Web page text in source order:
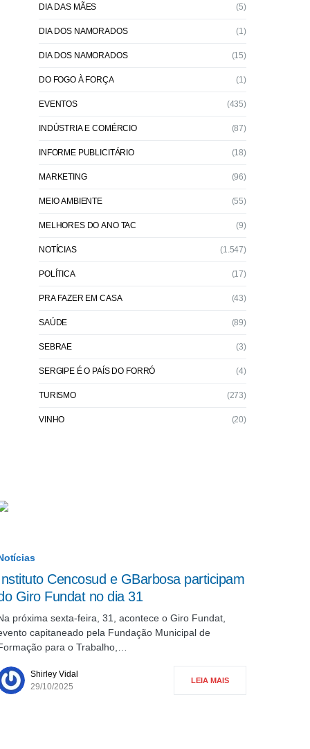
DIA DAS MÃES (5)
DIA DOS NAMORADOS (1)
DIA DOS NAMORADOS (15)
DO FOGO À FORÇA (1)
EVENTOS (435)
INDÚSTRIA E COMÉRCIO (87)
INFORME PUBLICITÁRIO (18)
MARKETING (96)
MEIO AMBIENTE (55)
MELHORES DO ANO TAC (9)
NOTÍCIAS (1.547)
POLÍTICA (17)
PRA FAZER EM CASA (43)
SAÚDE (89)
SEBRAE (3)
SERGIPE É O PAÍS DO FORRÓ (4)
TURISMO (273)
VINHO (20)
Cencosud e GBarbosa participam
Giro Fundat no dia 31
próxima sexta-feira, 31, acontece o Giro Fundat,
capitaneado pela Fundação Municipal de
para o Trabalho,…
Shirley Vidal
29/10/2025
LEIA MAIS